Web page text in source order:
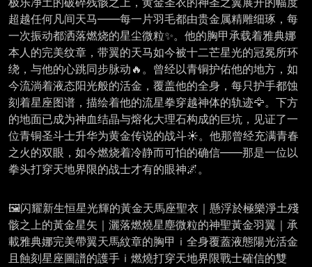
超越任何凡间天马——每一片羽毛都由贵金属精雕细琢，每
一次振动都洒落燃烧的星尘微粒✨。他的胸甲承载着雅典娜
本人的完美纹章，带翼的天马如今被十二芒星光的冠冕所环
绕，与他的心跳同步脉动🔥。曾经以青铜护佑他的地方，如
今流淌着液态阳光般的活金，覆盖他的全身，每只护手都蚀
刻着星座图谱，描绘着他的流星拳穿越神体的轨迹🦅。下方
的地面已成为神血结晶与熔化大理石构成的巨坑，见证了一
位青铜圣斗士升华为黄金传说的战斗☀️。他那曾经充满青春
之火的双眼，如今燃烧着冷静而可怕的确信——那是一位以
拳头打穿天地界限的战士才有的眼神🌌。
🖼️闪耀新生恒星光輝的黃金天馬座聖衣｜懸浮於極樂淨土殘
骸之上的黃金星矢｜灑落燃燒星塵微粒的神聖黃金羽翼｜承
載雅典娜完美帶翼天馬紋章的胸甲ｉ全身覆蓋液態陽光活金
且蝕刻星座圖譜的護手ｉ燃燒打穿天地界限戰士確信的雙